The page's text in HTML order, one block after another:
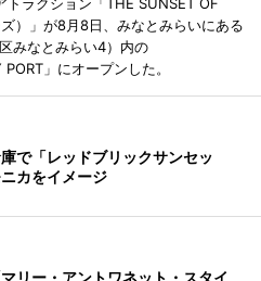
トラクション「THE SUNSET OF
）」が8月8日、みなとみらいにある
みなとみらい4）内の
」にオープンした。
で「レッドブリックサンセッ
カをイメージ